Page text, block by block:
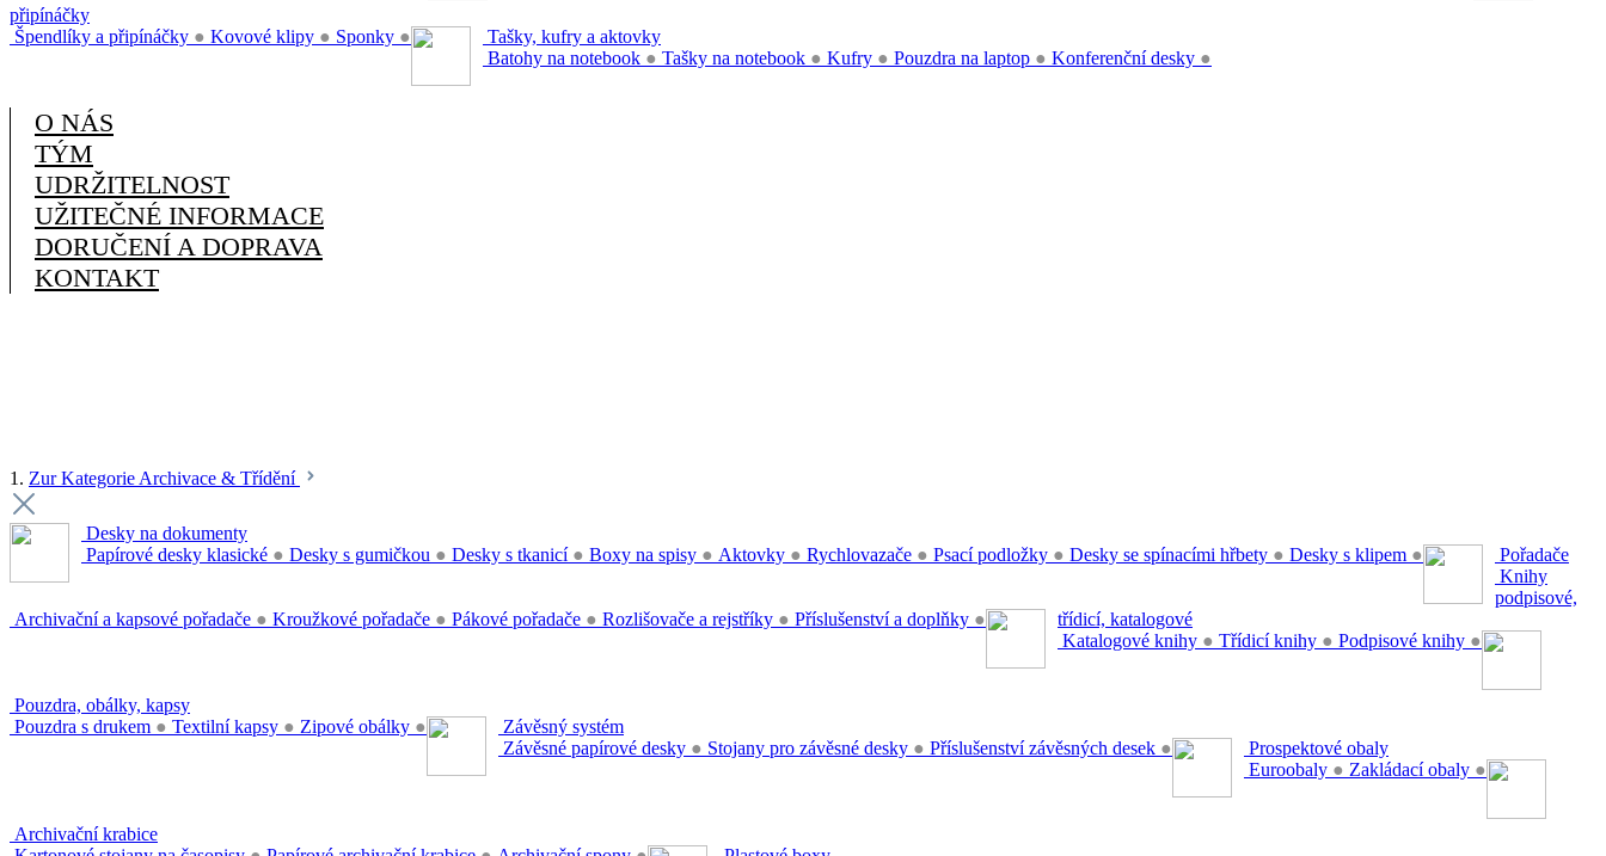
připínáčky
Špendlíky a připínáčky ● Kovové klipy ● Sponky ●
Tašky, kufry a aktovky
Batohy na notebook ● Tašky na notebook ● Kufry ● Pouzdra na laptop ● Konferenční desky ●
O NÁS
TÝM
UDRŽITELNOST
UŽITEČNÉ INFORMACE
DORUČENÍ A DOPRAVA
KONTAKT
1. Zur Kategorie Archivace & Třídění
Desky na dokumenty
Papírové desky klasické ● Desky s gumičkou ● Desky s tkanicí ● Boxy na spisy ● Aktovky ● Rychlovazače ● Psací podložky ● Desky se spínacími hřbety ● Desky s klipem ● Pořadače
Archivační a kapsové pořadače ● Kroužkové pořadače ● Pákové pořadače ● Rozlišovače a rejstříky ● Příslušenství a doplňky ●
Knihy
podpisové,
třídicí, katalogové
Katalogové knihy ● Třídicí knihy ● Podpisové knihy ●
Pouzdra, obálky, kapsy
Pouzdra s drukem ● Textilní kapsy ● Zipové obálky ●
Závěsný systém
Závěsné papírové desky ● Stojany pro závěsné desky ● Příslušenství závěsných desek ●
Prospektové obaly
Euroobaly ● Zakládací obaly ●
Archivační krabice